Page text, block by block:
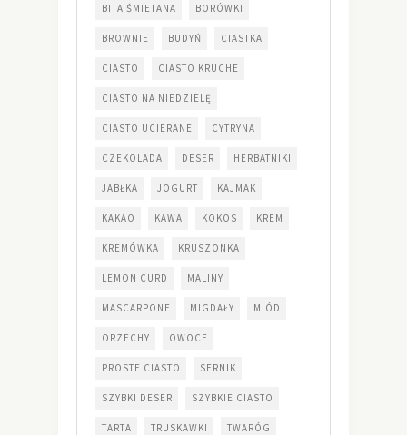
BITA ŚMIETANA BORÓWKI
BROWNIE BUDYŃ CIASTKA
CIASTO CIASTO KRUCHE
CIASTO NA NIEDZIELĘ
CIASTO UCIERANE CYTRYNA
CZEKOLADA DESER HERBATNIKI
JABŁKA JOGURT KAJMAK
KAKAO KAWA KOKOS KREM
KREMÓWKA KRUSZONKA
LEMON CURD MALINY
MASCARPONE MIGDAŁY MIÓD
ORZECHY OWOCE
PROSTE CIASTO SERNIK
SZYBKI DESER SZYBKIE CIASTO
TARTA TRUSKAWKI TWARÓG